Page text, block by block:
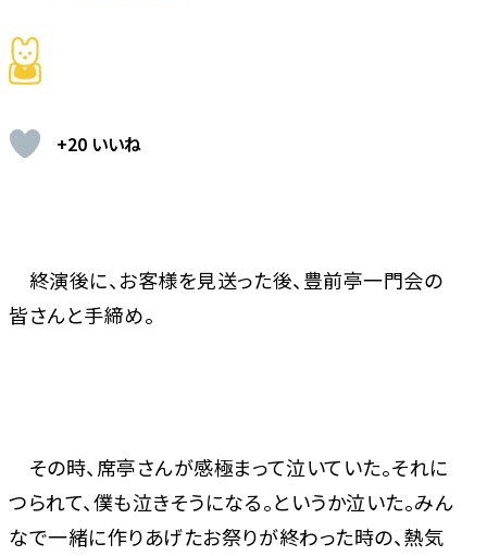
+20 いいね
終演後に、お客様を見送った後、豊前亭一門会の
皆さんと手締め。
その時、席亭さんが感極まって泣いていた。それに
つられて、僕も泣きそうになる。というか泣いた。みん
なで一緒に作りあげたお祭りが終わった時の、熱気